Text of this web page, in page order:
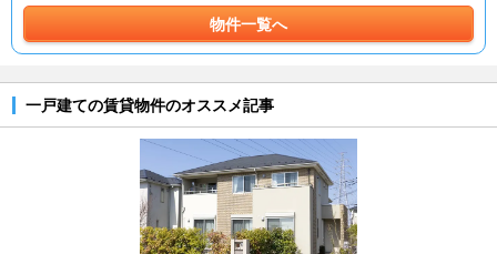
物件一覧へ
一戸建ての賃貸物件のオススメ記事